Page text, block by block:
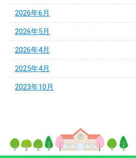
2026年6月
2026年5月
2026年4月
2025年4月
2023年10月